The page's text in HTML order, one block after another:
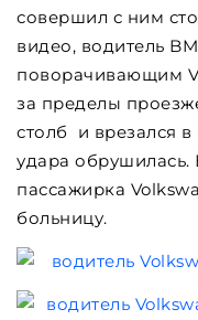
совершил с ним
видео, водитель
поворачивающим
за пределы
столб и врезался
удара обрушилась.
пассажирка
больницу.